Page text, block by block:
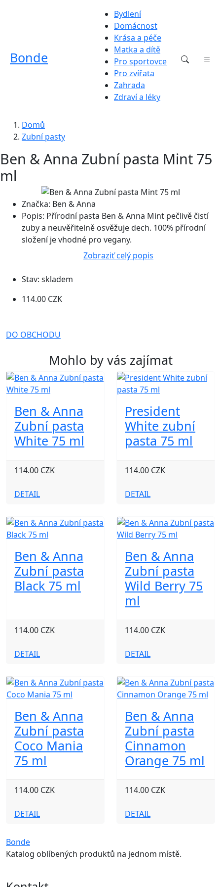
Bonde
Bydlení
Domácnost
Krása a péče
Matka a dítě
Pro sportovce
Pro zvířata
Zahrada
Zdraví a léky
Domů
Zubní pasty
Ben & Anna Zubní pasta Mint 75
ml
Značka: Ben & Anna
Popis: Přírodní pasta Ben & Anna Mint pečlivě čistí
zuby a neuvěřitelně osvěžuje dech. 100% přírodní
složení je vhodné pro vegany.
Zobraziť celý popis
Stav: skladem
114.00 CZK
DO OBCHODU
Mohlo by vás zajímat
Ben & Anna
Zubní pasta
White 75 ml
114.00 CZK
DETAIL
President
White zubní
pasta 75 ml
114.00 CZK
DETAIL
Ben & Anna
Zubní pasta
Black 75 ml
114.00 CZK
DETAIL
Ben & Anna
Zubní pasta
Wild Berry 75
ml
114.00 CZK
DETAIL
Ben & Anna
Zubní pasta
Coco Mania
75 ml
114.00 CZK
DETAIL
Ben & Anna
Zubní pasta
Cinnamon
Orange 75 ml
114.00 CZK
DETAIL
Bonde
Katalog oblíbených produktů na jednom místě.